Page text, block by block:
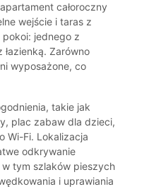
całoroczny
wejście i taras z
pokoi: jednego z
Zarówno
wyposażone, co
takie jak
plac zabaw dla dzieci,
Wi-Fi. Lokalizacja
odkrywanie
tym szlaków pieszych
i uprawiania